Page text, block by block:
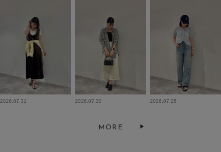
2026.07.31 2026.07.30 2026.07.25
MORE